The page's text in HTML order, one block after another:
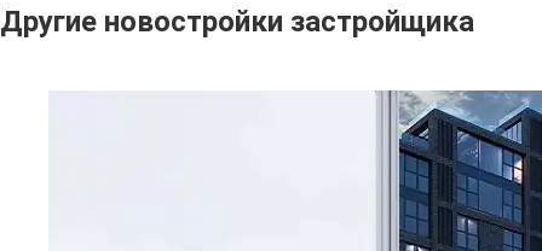
Другие новостройки застройщика